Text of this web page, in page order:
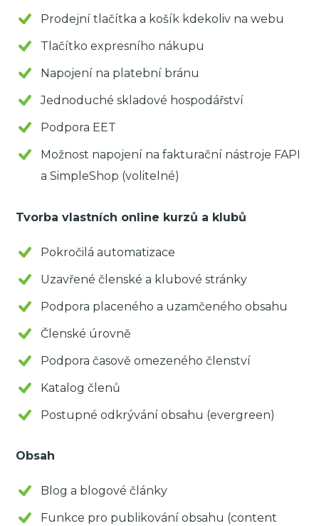
Prodejní tlačítka a košík kdekoliv na webu
Tlačítko expresního nákupu
Napojení na platební bránu
Jednoduché skladové hospodářství
Podpora EET
Možnost napojení na fakturační nástroje FAPI
a SimpleShop (volitelné)
Tvorba vlastních online kurzů a klubů
Pokročilá automatizace
Uzavřené členské a klubové stránky
Podpora placeného a uzamčeného obsahu
Členské úrovně
Podpora časově omezeného členství
Katalog členů
Postupné odkrývání obsahu (evergreen)
Obsah
Blog a blogové články
Funkce pro publikování obsahu (content